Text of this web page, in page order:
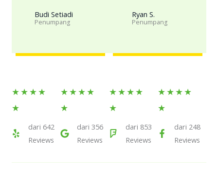
Budi Setiadi
Penumpang
Ryan S.
Penumpang​
★ ★ ★ ★
★
Rated
outdari 642
Reviews
★ ★ ★ ★
★
Rated
out
of
dari 356
Reviews
★ ★ ★ ★
★
Rated
outdari 853
Reviews
★ ★ ★ ★
★
Rated
outdari 248
Reviews